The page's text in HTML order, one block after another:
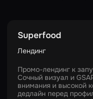
Superfood
Лендинг
Промо-лендинг к
Сочный визуал и
внимания и высокой
дедлайн перед